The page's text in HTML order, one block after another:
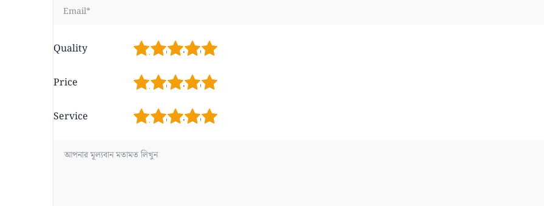
Quality 5
4
3
2
Price 5
4
3
2
Service 5
4
3
2